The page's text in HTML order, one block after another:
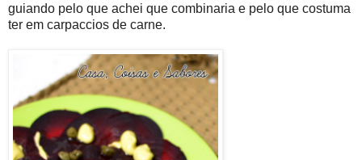
guiando pelo que achei que combinaria e pelo que costuma
ter em carpaccios de carne.